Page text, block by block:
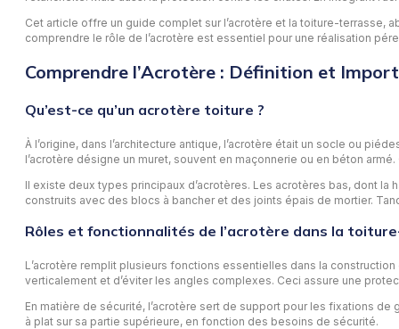
Cet article offre un guide complet sur l’acrotère et la toiture-terrasse,
comprendre le rôle de l’acrotère est essentiel pour une réalisation
Comprendre l’Acrotère : Définition et
Qu’est-ce qu’un acrotère toiture ?
À l’origine, dans l’architecture antique, l’acrotère était un socle ou
l’acrotère désigne un muret, souvent en maçonnerie ou en béton
Il existe deux types principaux d’acrotères. Les acrotères bas, dont
construits avec des blocs à bancher et des joints épais de mortier.
Rôles et fonctionnalités de l’acrotère dans la
L’acrotère remplit plusieurs fonctions essentielles dans la
verticalement et d’éviter les angles complexes. Ceci assure une
En matière de sécurité, l’acrotère sert de support pour les fixations
à plat sur sa partie supérieure, en fonction des besoins de sécurité.